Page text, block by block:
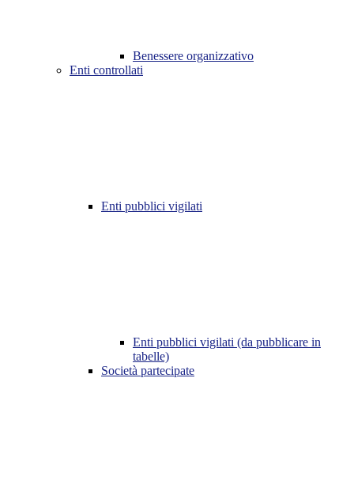
Benessere organizzativo
Enti controllati
Enti pubblici vigilati
Enti pubblici vigilati (da pubblicare in
tabelle)
Società partecipate